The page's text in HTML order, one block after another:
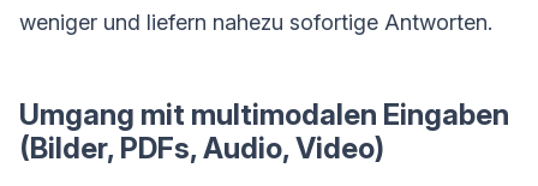
weniger und liefern nahezu sofortige Antworten.
Umgang mit multimodalen Eingaben
(Bilder, PDFs, Audio, Video)